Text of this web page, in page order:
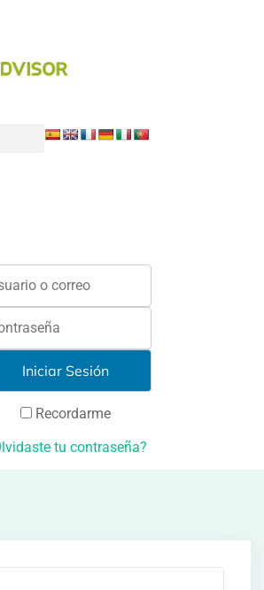
Recordarme
tu contraseña?